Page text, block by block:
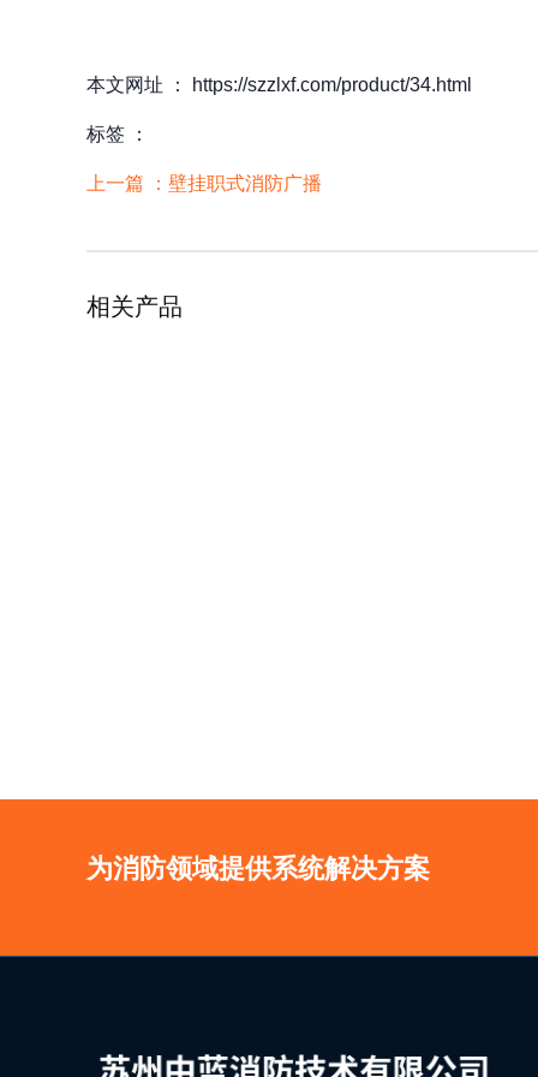
本文网址 ： https://szzlxf.com/product/34.html
标签 ：
上一篇 ： 壁挂职式消防广播
相关产品
为消防领域提供系统解决方案